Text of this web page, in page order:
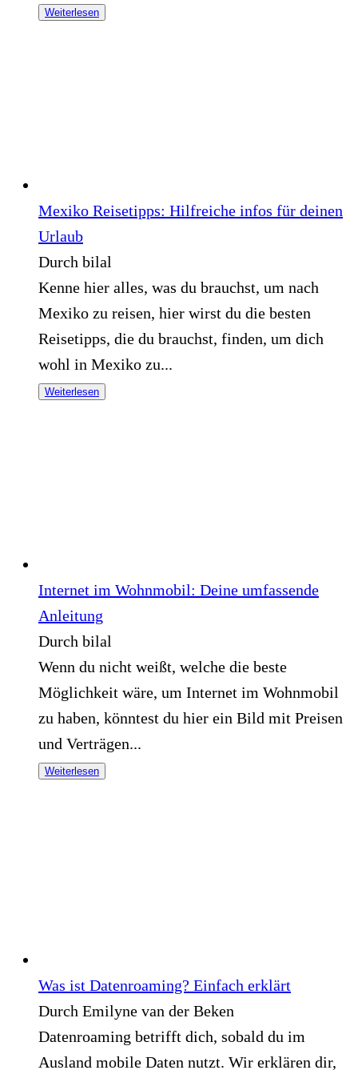
Weiterlesen
Mexiko Reisetipps: Hilfreiche infos für deinen
Urlaub
Durch bilal
Kenne hier alles, was du brauchst, um nach
Mexiko zu reisen, hier wirst du die besten
Reisetipps, die du brauchst, finden, um dich
wohl in Mexiko zu...
Weiterlesen
Internet im Wohnmobil: Deine umfassende
Anleitung
Durch bilal
Wenn du nicht weißt, welche die beste
Möglichkeit wäre, um Internet im Wohnmobil
zu haben, könntest du hier ein Bild mit Preisen
und Verträgen...
Weiterlesen
Was ist Datenroaming? Einfach erklärt
Durch Emilyne van der Beken
Datenroaming betrifft dich, sobald du im
Ausland mobile Daten nutzt. Wir erklären dir,